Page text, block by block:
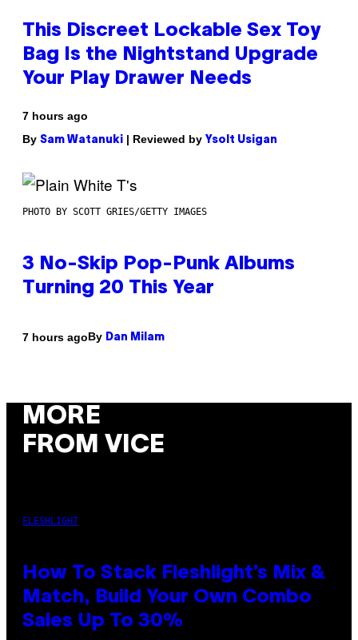
This Discreet Lockable Sex Toy
Bag Is the Nightstand Upgrade
Your Play Drawer Needs
7 hours ago
By Sam Watanuki | Reviewed by Ysolt Usigan
PHOTO BY SCOTT GRIES/GETTY IMAGES
3 No-Skip Pop-Punk Albums
Turning 20 This Year
7 hours agoBy Dan Milam
MORE
FROM VICE
FLESHLIGHT
How To Stack Fleshlight’s Mix &
Match, Build Your Own Combo
Sales Up To 30%